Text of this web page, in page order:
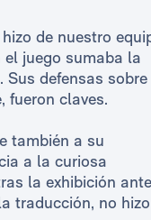
de nuestro
juego sumaba la
. Sus defensas sobre
fueron claves.
también a su
a la curiosa
la exhibición ante
traducción, no hizo